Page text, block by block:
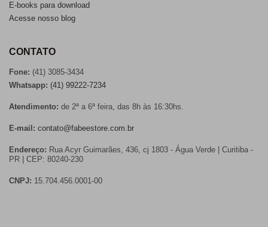
E-books para download
Acesse nosso blog
CONTATO
Fone: (41) 3085-3434
Whatsapp: (41) 99222-7234
Atendimento: de 2ª a 6ª feira, das 8h às 16:30hs.
E-mail: contato@fabeestore.com.br
Endereço: Rua Acyr Guimarães, 436, cj 1803 - Água Verde | Curitiba -
PR | CEP: 80240-230
CNPJ: 15.704.456.0001-00